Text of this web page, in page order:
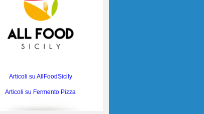
Articoli su AllFoodSicily
Articoli su Fermento Pizza